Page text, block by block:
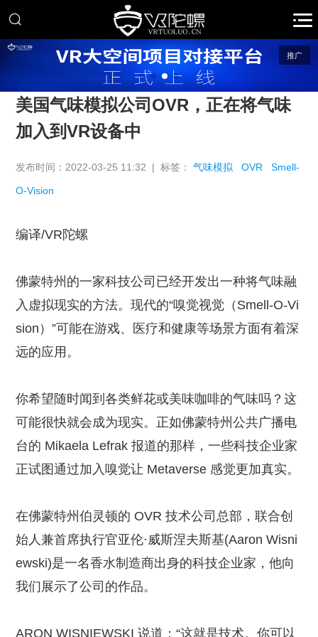
推广
美国气味模拟公司OVR，正在将气味
加入到VR设备中
发布时间：2022-03-25 11:32 | 标签：气味模拟 OVR Smell-
O-Vision
编译/VR陀螺
佛蒙特州的一家科技公司已经开发出一种将气味融
入虚拟现实的方法。现代的“嗅觉视觉（Smell-O-Vi
sion）”可能在游戏、医疗和健康等场景方面有着深
远的应用。
你希望随时闻到各类鲜花或美味咖啡的气味吗？这
可能很快就会成为现实。正如佛蒙特州公共广播电
台的 Mikaela Lefrak 报道的那样，一些科技企业家
正试图通过加入嗅觉让 Metaverse 感觉更加真实。
在佛蒙特州伯灵顿的 OVR 技术公司总部，联合创
始人兼首席执行官亚伦·威斯涅夫斯基(Aaron Wisni
ewski)是一名香水制造商出身的科技企业家，他向
我们展示了公司的作品。
ARON WISNIEWSKI 说道：“这就是技术。你可以